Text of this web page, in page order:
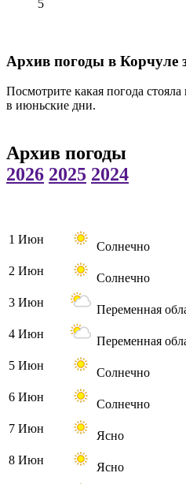
5
Архив погоды в Корчуле
Посмотрите какая погода
в июньские дни.
Архив погоды
2026 2025 2024
1 Июн
Солнечно
2 Июн
Солнечно
3 Июн
Переменная
4 Июн
Переменная
5 Июн
Солнечно
6 Июн
Солнечно
7 Июн
Ясно
8 Июн
Ясно